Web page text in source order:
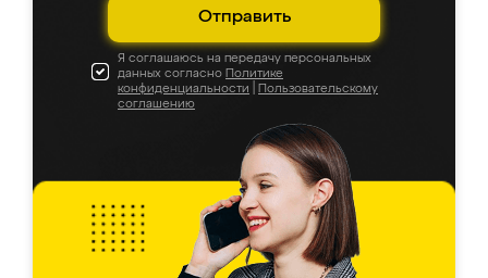
Отправить
Я соглашаюсь на передачу персональных
данных согласно Политике
конфиденциальности
Пользовательскому
соглашению